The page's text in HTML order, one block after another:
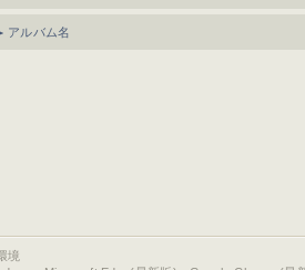
アルバム名
境